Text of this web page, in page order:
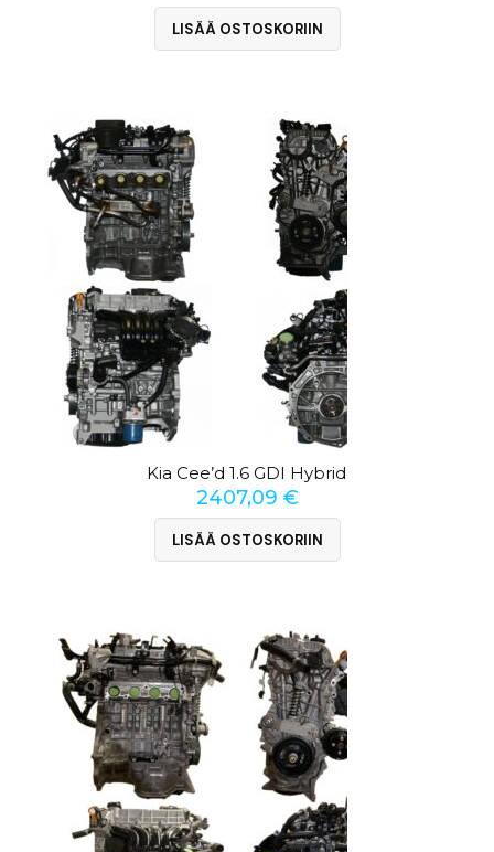
LISÄÄ OSTOSKORIIN
Kia Cee’d 1.6 GDI Hybrid
2407,09 €
LISÄÄ OSTOSKORIIN